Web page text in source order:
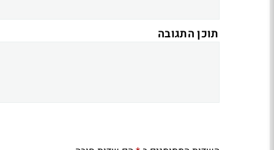
תוכן התגובה